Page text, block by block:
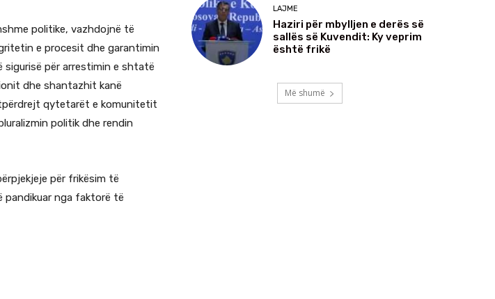
politike, vazhdojnë të
e procesit dhe garantimin
për arrestimin e shtatë
dhe shantazhit kanë
qytetarët e komunitetit
politik dhe rendin
për frikësim të
pandikuar nga faktorë të
LAJME
Haziri për mbylljen e derës së
sallës së Kuvendit: Ky veprim
është frikë
Më shumë